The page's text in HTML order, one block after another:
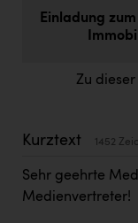
INTERSPORT
Jesolo
Jane Goodall
Kärcher
Einladung
Zu
Kurztext 1452
Sehr geehrte
Medienvertreter!